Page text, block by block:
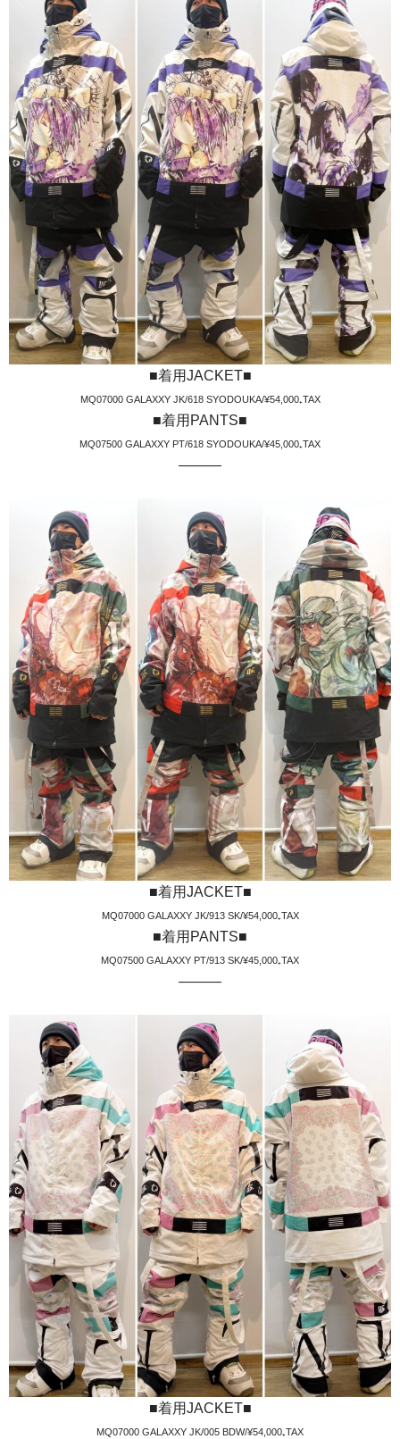
■着用JACKET■
MQ07000 GALAXXY JK/618 SYODOUKA/¥54,000₊TAX
■着用PANTS■
MQ07500 GALAXXY PT/618 SYODOUKA/¥45,000₊TAX
———
■着用JACKET■
MQ07000 GALAXXY JK/913 SK/¥54,000₊TAX
■着用PANTS■
MQ07500 GALAXXY PT/913 SK/¥45,000₊TAX
———
■着用JACKET■
MQ07000 GALAXXY JK/005 BDW/¥54,000₊TAX